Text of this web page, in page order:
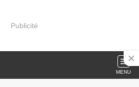
Publicité
MENU